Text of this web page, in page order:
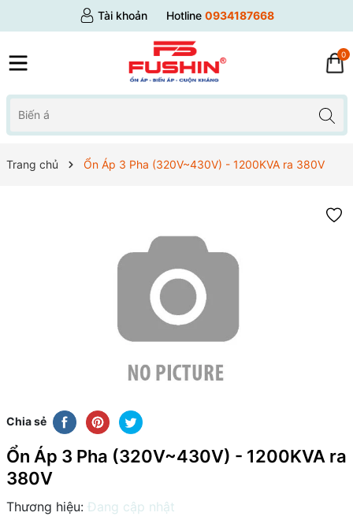
Tài khoản Hotline 0934187668
0
Trang chủ Ổn Áp 3 Pha (320V~430V) - 1200KVA ra 380V
Chia sẻ
Ổn Áp 3 Pha (320V~430V) - 1200KVA ra
380V
Thương hiệu: Đang cập nhật